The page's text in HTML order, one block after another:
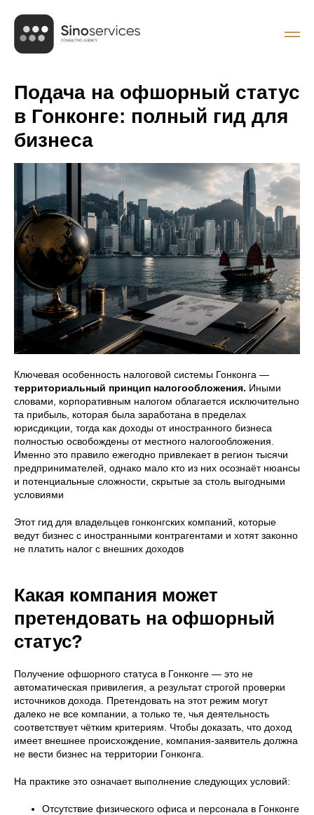
Подача на офшорный статус
в Гонконге: полный гид для
бизнеса
Ключевая особенность налоговой системы Гонконга —
территориальный принцип налогообложения. Иными
словами, корпоративным налогом облагается исключительно
та прибыль, которая была заработана в пределах
юрисдикции, тогда как доходы от иностранного бизнеса
полностью освобождены от местного налогообложения.
Именно это правило ежегодно привлекает в регион тысячи
предпринимателей, однако мало кто из них осознаёт нюансы
и потенциальные сложности, скрытые за столь выгодными
условиями
Этот гид для владельцев гонконгских компаний, которые
ведут бизнес с иностранными контрагентами и хотят законно
не платить налог с внешних доходов
Какая компания может
претендовать на офшорный
статус?
Получение офшорного статуса в Гонконге — это не
автоматическая привилегия, а результат строгой проверки
источников дохода. Претендовать на этот режим могут
далеко не все компании, а только те, чья деятельность
соответствует чётким критериям. Чтобы доказать, что доход
имеет внешнее происхождение, компания-заявитель должна
не вести бизнес на территории Гонконга.
На практике это означает выполнение следующих условий:
Отсутствие физического офиса и персонала в Гонконге